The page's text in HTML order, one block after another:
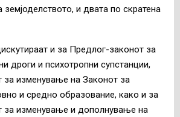
земјоделството, и двата по скратена
и за Предлог-законот за
дроги и психотропни супстанции,
за изменување на Законот за
и средно образование, како и за
за изменување и дополнување на